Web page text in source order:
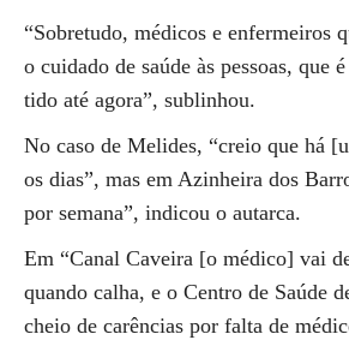
“Sobretudo, médicos e enfermeiros
o cuidado de saúde às pessoas, que
tido até agora”, sublinhou.
No caso de Melides, “creio que há
os dias”, mas em Azinheira dos
por semana”, indicou o autarca.
Em “Canal Caveira [o médico] vai
quando calha, e o Centro de Saúde
cheio de carências por falta de